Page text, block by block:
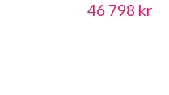
46 798 kr